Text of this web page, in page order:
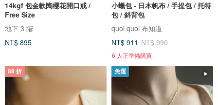
14kgf 包金軟陶櫻花開口戒 /
Free Size
地下 3 階
NT$ 895
小蠟包 - 日本帆布 / 手提包 / 托特
包 / 斜背包
quoi quoi 布知道
NT$ 911 NT$ 990
6 人正準備購買
88 折 免運